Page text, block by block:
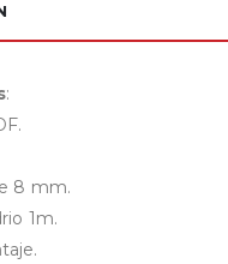
:
8 mm.
1m.